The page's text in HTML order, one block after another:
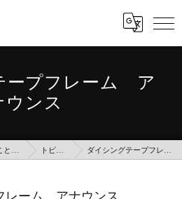
ープフレーム ア
ウンス
トピックス ダイシングテープフレーム アナウンス
レーム アナウンス